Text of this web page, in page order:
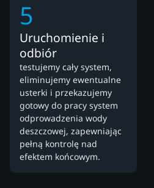
5
Uruchomienie i
odbiór
testujemy cały system,
eliminujemy ewentualne
usterki i przekazujemy
gotowy do pracy system
odprowadzenia wody
deszczowej, zapewniając
pełną kontrolę nad
efektem końcowym.